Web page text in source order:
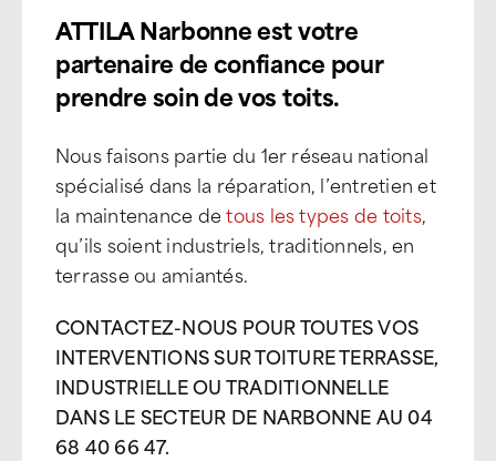
ATTILA Narbonne est votre
partenaire de confiance pour
prendre soin de vos toits.
Nous faisons partie du 1er réseau national
spécialisé dans la réparation, l’entretien et
la maintenance detous les types de toits,
qu’ils soient industriels, traditionnels, en
terrasse ou amiantés.
CONTACTEZ-NOUS POUR TOUTES VOS
INTERVENTIONS SUR TOITURE TERRASSE,
INDUSTRIELLE OU TRADITIONNELLE
DANS LE SECTEUR DE NARBONNE AU 04
68 40 66 47.